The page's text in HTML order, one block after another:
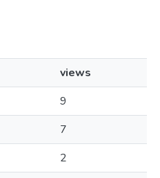
views
9
7
2